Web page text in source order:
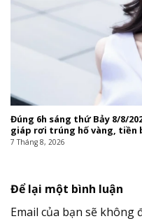
Đúng 6h sáng thứ Bảy 8/8/
giáp rơi trúng hố vàng, tiền
7 Tháng 8, 2026
Để lại một bình luận
Email của bạn sẽ không